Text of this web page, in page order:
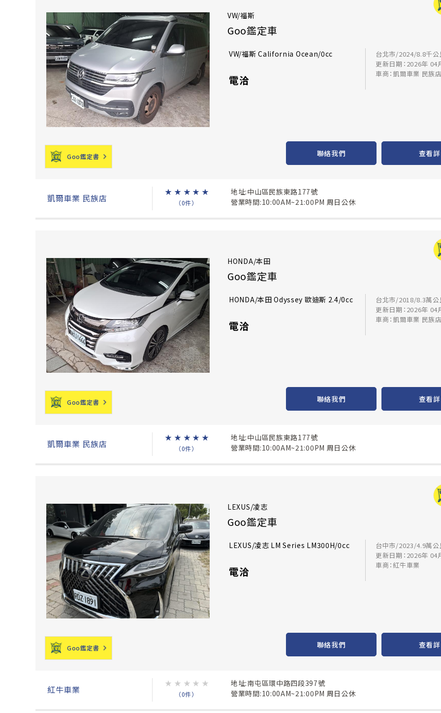
VW/福斯
Goo鑑定車
VW/福斯 California Ocean/0cc
電洽
台北市/2024/8.8千公
更新日期：2026年 04
車商：凱爾車業 民族
Goo鑑定書 聯絡我們 查看
凱爾車業 民族店
★ ★ ★ ★ ★
（0件）
地址:中山區民族東路177號
營業時間:10:00AM~21:00PM 周日公休
HONDA/本田
Goo鑑定車
HONDA/本田 Odyssey 歐迪斯 2.4/0cc
電洽
台北市/2018/8.3萬公
更新日期：2026年 04
車商：凱爾車業 民族
Goo鑑定書 聯絡我們 查看
凱爾車業 民族店
★ ★ ★ ★ ★
（0件）
地址:中山區民族東路177號
營業時間:10:00AM~21:00PM 周日公休
LEXUS/凌志
Goo鑑定車
LEXUS/凌志 LM Series LM300H/0cc
電洽
台中市/2023/4.9萬公
更新日期：2026年 04
車商：紅牛車業
Goo鑑定書 聯絡我們 查看
紅牛車業
★ ★ ★ ★ ★
（0件）
地址:南屯區環中路四段397號
營業時間:10:00AM~21:00PM 周日公休